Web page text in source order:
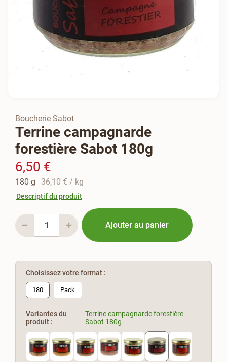
Boucherie Sabot
Terrine campagnarde
forestière Sabot 180g
6,50 €
180 g 36,10 € / kg
Descriptif du produit
Ajouter au panier
Choisissez votre format :
180 Pack
Variantes du
produit :
Terrine campagnarde forestière
Sabot 180g